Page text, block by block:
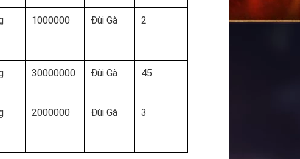
1000000 Đùi Gà 2
30000000 Đùi Gà 45
2000000 Đùi Gà 3